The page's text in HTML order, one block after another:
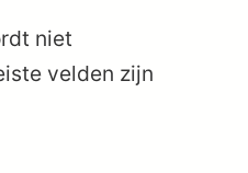
niet
velden zijn